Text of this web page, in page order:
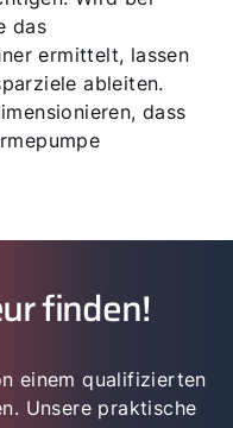
das
ermittelt, lassen
ableiten.
dass
finden!
einem qualifizierten
Unsere praktische